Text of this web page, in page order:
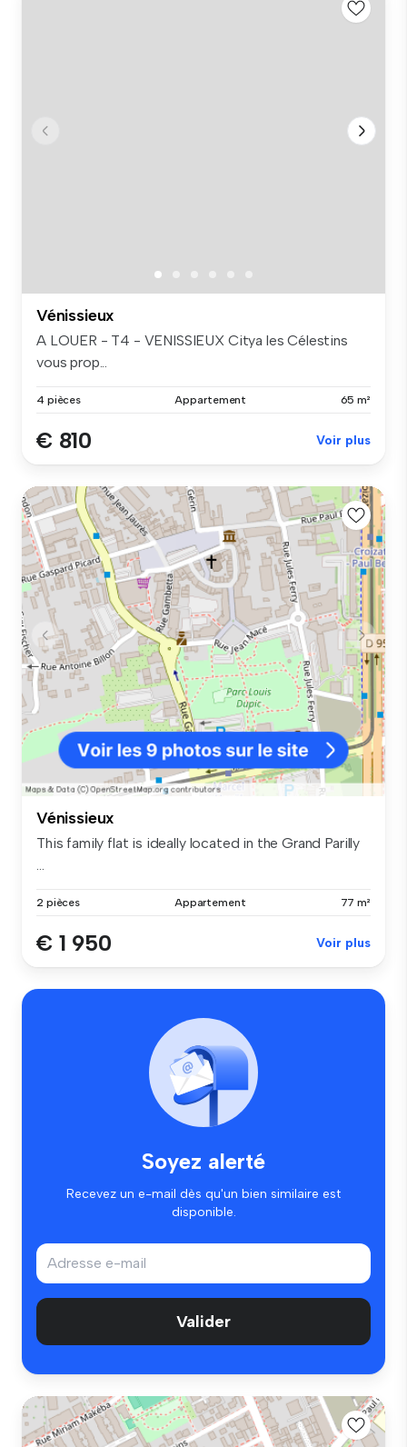
Vénissieux
A LOUER - T4 - VENISSIEUX Citya les Célestins
vous prop...
4 pièces Appartement 65 m²
€ 810 Voir plus
Vénissieux
This family flat is ideally located in the Grand Parilly
2 pièces Appartement 77 m²
€ 1 950 Voir plus
Soyez alerté
Recevez un e-mail dès qu'un bien similaire est
disponible.
Valider